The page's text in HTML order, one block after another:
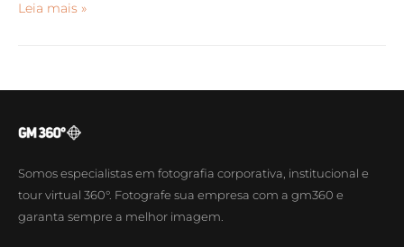
Leia mais »
Somos especialistas em fotografia corporativa, institucional e
tour virtual 360°. Fotografe sua empresa com a gm360 e
garanta sempre a melhor imagem.